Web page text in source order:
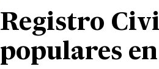
Registro
populares